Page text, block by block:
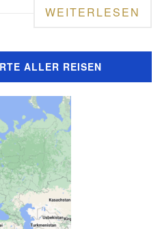
WEITERLESEN
ALLER REISEN